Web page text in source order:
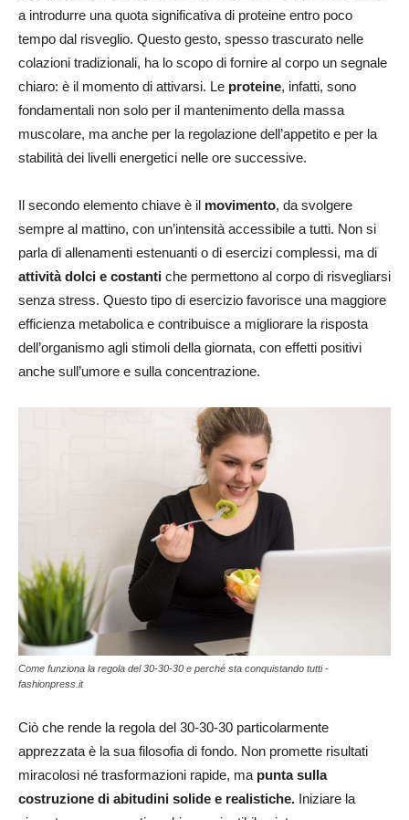
a introdurre una quota significativa di proteine entro poco
tempo dal risveglio. Questo gesto, spesso trascurato nelle
colazioni tradizionali, ha lo scopo di fornire al corpo un segnale
chiaro: è il momento di attivarsi. Le proteine, infatti, sono
fondamentali non solo per il mantenimento della massa
muscolare, ma anche per la regolazione dell’appetito e per la
stabilità dei livelli energetici nelle ore successive.
Il secondo elemento chiave è il movimento, da svolgere
sempre al mattino, con un’intensità accessibile a tutti. Non si
parla di allenamenti estenuanti o di esercizi complessi, ma di
attività dolci e costanti che permettono al corpo di risvegliarsi
senza stress. Questo tipo di esercizio favorisce una maggiore
efficienza metabolica e contribuisce a migliorare la risposta
dell’organismo agli stimoli della giornata, con effetti positivi
anche sull’umore e sulla concentrazione.
Come funziona la regola del 30-30-30 e perché sta conquistando tutti -
fashionpress.it
Ciò che rende la regola del 30-30-30 particolarmente
apprezzata è la sua filosofia di fondo. Non promette risultati
miracolosi né trasformazioni rapide, ma punta sulla
costruzione di abitudini solide e realistiche. Iniziare la